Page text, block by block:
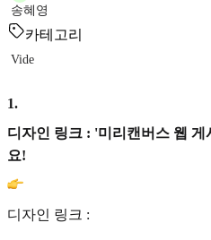
송혜영
카테고리
Vide
1.
디자인 링크 : '미리캔버스 웹 게
요!
디자인 링크 :